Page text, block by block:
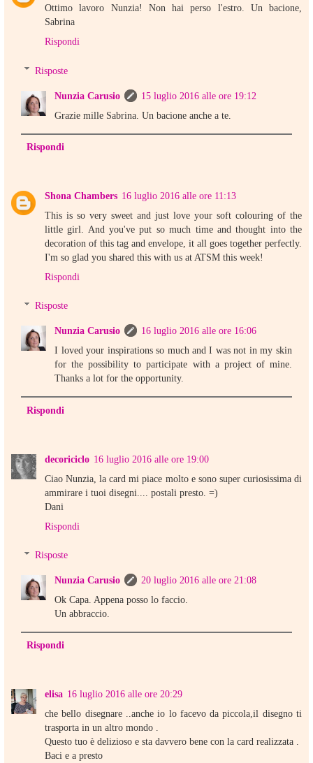
Ottimo lavoro Nunzia! Non hai perso l'estro. Un bacione,
Sabrina
Rispondi
Risposte
Nunzia Carusio
15 luglio 2016 alle ore 19:12
Grazie mille Sabrina. Un bacione anche a te.
Rispondi
Shona Chambers 16 luglio 2016 alle ore 11:13
This is so very sweet and just love your soft colouring of the
little girl. And you've put so much time and thought into the
decoration of this tag and envelope, it all goes together perfectly.
I'm so glad you shared this with us at ATSM this week!
Rispondi
Risposte
Nunzia Carusio
16 luglio 2016 alle ore 16:06
I loved your inspirations so much and I was not in my skin
for the possibility to participate with a project of mine.
Thanks a lot for the opportunity.
Rispondi
decoriciclo 16 luglio 2016 alle ore 19:00
Ciao Nunzia, la card mi piace molto e sono super curiosissima di
ammirare i tuoi disegni.... postali presto. =)
Dani
Rispondi
Risposte
Nunzia Carusio
20 luglio 2016 alle ore 21:08
Ok Capa. Appena posso lo faccio.
Un abbraccio.
Rispondi
elisa 16 luglio 2016 alle ore 20:29
che bello disegnare ..anche io lo facevo da piccola,il disegno ti
trasporta in un altro mondo .
Questo tuo è delizioso e sta davvero bene con la card realizzata .
Baci e a presto